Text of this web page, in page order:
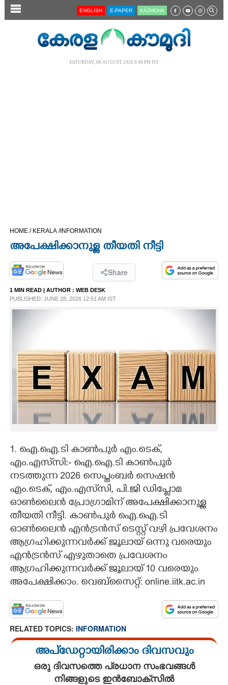
SECTIONS
OPINION
PHOTOS
SPIRITUAL
INFO+
CARTOONS
LITERATURE
ZOOM
CONTACT US
ENGLISH E-PAPER KĀZHCHA
SATURDAY, 08 AUGUST 2026 9.46 PM IST
HOME / KERALA /INFORMATION
അപേക്ഷിക്കാനുള്ള തീയതി നീട്ടി
Share
1 MIN READ | AUTHOR : WEB DESK
PUBLISHED: JUNE 28, 2026 12:51 AM IST
1. ഐ.ഐ.ടി കാൺപുർ എം.ടെക്,
എം.എസ്‌സി:- ഐ.ഐ.ടി കാൺപുർ
നടത്തുന്ന 2026 സെപ്തംബർ സെഷൻ
എം.ടെക്, എം.എസ്‌സി, പി.ജി ഡിപ്ലോമ
ഓൺലൈൻ പ്രോഗ്രാമിന് അപേക്ഷിക്കാനുള്ള
തീയതി നീട്ടി. കാൺപുർ ഐ.ഐ.ടി
ഓൺലൈൻ എൻട്രൻസ് ടെസ്റ്റ് വഴി പ്രവേശനം
ആഗ്രഹിക്കുന്നവർക്ക് ജൂലായ് ഒന്നു വരെയും
എൻട്രൻസ് എഴുതാതെ പ്രവേശനം
ആഗ്രഹിക്കുന്നവർക്ക് ജൂലായ് 10 വരെയും
അപേക്ഷിക്കാം. വെബ്സൈറ്റ്: online.iitk.ac.in
RELATED TOPICS: INFORMATION
അപ്ഡേറ്റായിരിക്കാം ദിവസവും
ഒരു ദിവസത്തെ പ്രധാന സംഭവങ്ങൾ
നിങ്ങളുടെ ഇൻബോക്സിൽ